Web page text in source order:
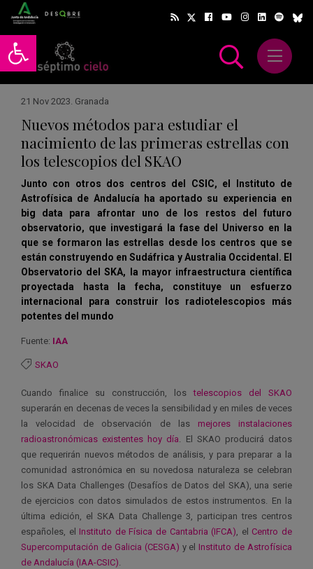
Abrir barra de herramientas
Abrir
21 Nov 2023. Granada
Nuevos métodos para estudiar el
nacimiento de las primeras estrellas con
los telescopios del SKAO
Junto con otros dos centros del CSIC, el Instituto de
Astrofísica de Andalucía ha aportado su experiencia en
big data para afrontar uno de los restos del futuro
observatorio, que investigará la fase del Universo en la
que se formaron las estrellas desde los centros que se
están construyendo en Sudáfrica y Australia Occidental. El
Observatorio del SKA, la mayor infraestructura científica
proyectada hasta la fecha, constituye un esfuerzo
internacional para construir los radiotelescopios más
potentes del mundo
Fuente: IAA
SKAO
Cuando finalice su construcción, lostelescopios del SKAO
superarán en decenas de veces la sensibilidad y en miles de veces
la velocidad de observación de las mejores instalaciones
radioastronómicas existentes hoy día. El SKAO producirá datos
que requerirán nuevos métodos de análisis, y para preparar a la
comunidad astronómica en su novedosa naturaleza se celebran
los SKA Data Challenges (Desafíos de Datos del SKA), una serie
de ejercicios con datos simulados de estos instrumentos. En la
última edición, el SKA Data Challenge 3, participan tres centros
españoles, el Instituto de Física de Cantabria (IFCA), el Centro de
Supercomputación de Galicia (CESGA) y el Instituto de Astrofísica
de Andalucía (IAA-CSIC).